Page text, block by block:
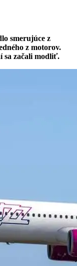
smerujúce z
z motorov.
sa začali modliť.